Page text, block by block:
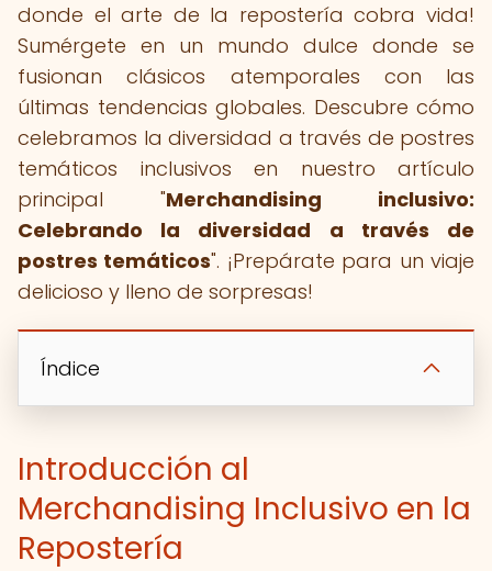
donde el arte de la repostería cobra vida!
Sumérgete en un mundo dulce donde se
fusionan clásicos atemporales con las
últimas tendencias globales. Descubre cómo
celebramos la diversidad a través de postres
temáticos inclusivos en nuestro artículo
principal "Merchandising inclusivo:
Celebrando la diversidad a través de
postres temáticos". ¡Prepárate para un viaje
delicioso y lleno de sorpresas!
Índice
Introducción al
Merchandising Inclusivo en la
Repostería